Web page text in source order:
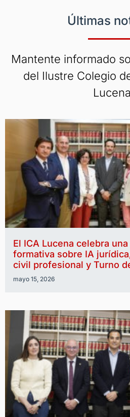
Últimas
Mantente informado
del Ilustre Colegio
El ICA Lucena celebra
formativa sobre IA
civil profesional y Turno
mayo 15, 2026